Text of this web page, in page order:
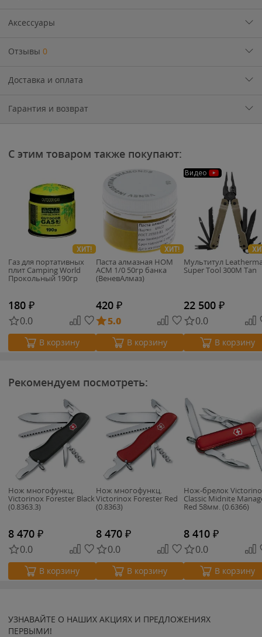
Аксессуары
Отзывы 0
Доставка и оплата
Гарантия и возврат
С этим товаром также покупают:
ХИТ!
Газ для портативных
плит Camping World
Прокольный 190гр
180 ₽
0.0
В корзину
ХИТ!
Паста алмазная НОМ
АСМ 1/0 50гр банка
(ВеневАлмаз)
420 ₽
5.0
В корзину
Видео
Мультитул
Super Tool 300M Tan
22 500 ₽
0.0
В корзину
Рекомендуем посмотреть:
Нож многофункц.
Victorinox Forester Black
(0.8363.3)
8 470 ₽
0.0
В корзину
Нож многофункц.
Victorinox Forester Red
(0.8363)
8 470 ₽
0.0
В корзину
Нож-брелок
Classic Midnite
Red 58мм. (0.6366)
8 410 ₽
0.0
В корзину
УЗНАВАЙТЕ О НАШИХ АКЦИЯХ И ПРЕДЛОЖЕНИЯХ
ПЕРВЫМИ!